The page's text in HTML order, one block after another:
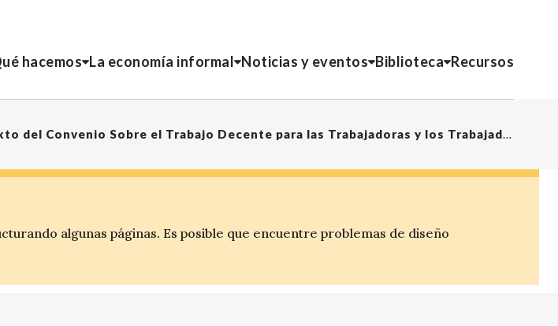
hacemos La economía informal Noticias y eventos Biblioteca Recursos
PR No. 15A – Texto del Convenio Sobre el Trabajo Decente para las Trabajadoras y los Trabajadores Domésticos
algunas páginas. Es posible que encuentre problemas de diseño